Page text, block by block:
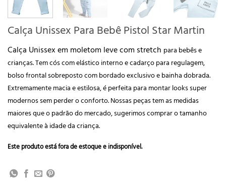
Calça Unissex Para Bebê Pistol Star Martin
Calça Unissex em moletom leve com stretch para bebês e
crianças. Tem cós com elástico interno e cadarço para regulagem,
bolso frontal sobreposto com bordado exclusivo e bainha dobrada.
Extremamente macia e estilosa, é perfeita para montar looks super
modernos sem perder o conforto. Nossas peças tem as medidas
maiores que o padrão do mercado, sugerimos comprar o tamanho
equivalente à idade da criança.
Este produto está fora de estoque e indisponível.